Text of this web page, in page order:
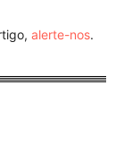
alerte-nos.